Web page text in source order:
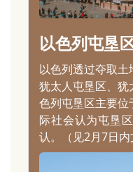
以色列屯垦
以色列透过夺取
犹太人屯垦区、
色列屯垦区主要
际社会认为屯垦
认。（见2月7日内